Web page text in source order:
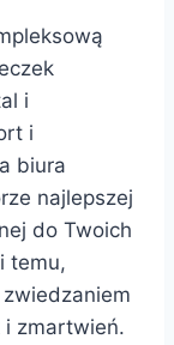
i
i
biura
najlepszej
do Twoich
temu,
i zmartwień.